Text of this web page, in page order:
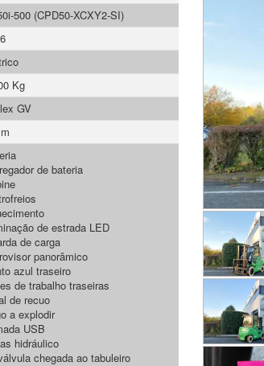
500 (CPD50-XCXY2-SI)
Kg
GV
de bateria
de estrada LED
de carga
panorâmico
azul traseiro
de trabalho traseiras
de recuo
a explodir
USB
hidráulico
chegada ao tabuleiro